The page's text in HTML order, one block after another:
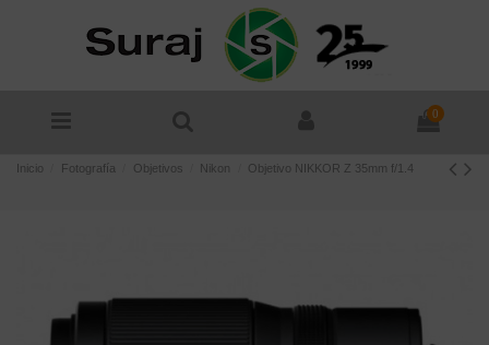
0
Inicio Fotografía Objetivos Nikon Objetivo NIKKOR Z 35mm f/1.4